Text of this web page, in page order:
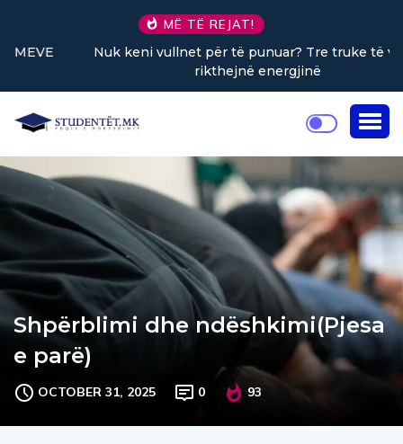
MË TË REJAT!
Nuk keni vullnet për të punuar? Tre truke të vogla
rikthejnë energjinë
Shpërblimi dhe ndëshkimi(Pjesa
e parë)
OCTOBER 31, 2025 0 93